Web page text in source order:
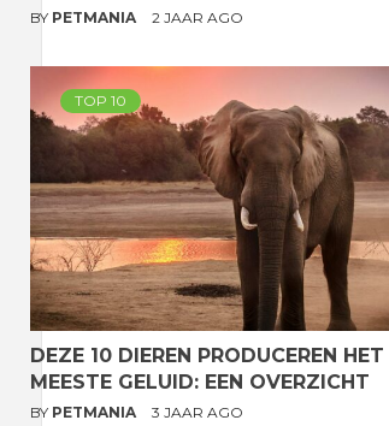
BY PETMANIA 2 JAAR AGO
TOP 10
DEZE 10 DIEREN PRODUCEREN HET
MEESTE GELUID: EEN OVERZICHT
BY PETMANIA 3 JAAR AGO